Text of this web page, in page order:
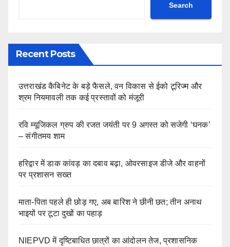
Search
Recent Posts
उत्तराखंड कैबिनेट के बड़े फैसले, वन विकास से ईको टूरिज्म और
श्रम नियमावली तक कई प्रस्तावों को मंजूरी
रवि म्यूजिकल ग्रुप की रजत जयंती पर 9 अगस्त को सजेगी ‘घनक’
– संगीतमय शाम
हरिद्वार में डाक कांवड़ का दबाव बढ़ा, ओवरसाइज डीजे और वाहनों
पर प्रशासन सख्त
माता-पिता पहले ही छोड़ गए, अब बारिश ने छीनी छत; तीन अनाथ
भाइयों पर टूटा दुखों का पहाड़
NIEPVD में दृष्टिबाधित छात्रों का आंदोलन तेज, प्रशासनिक